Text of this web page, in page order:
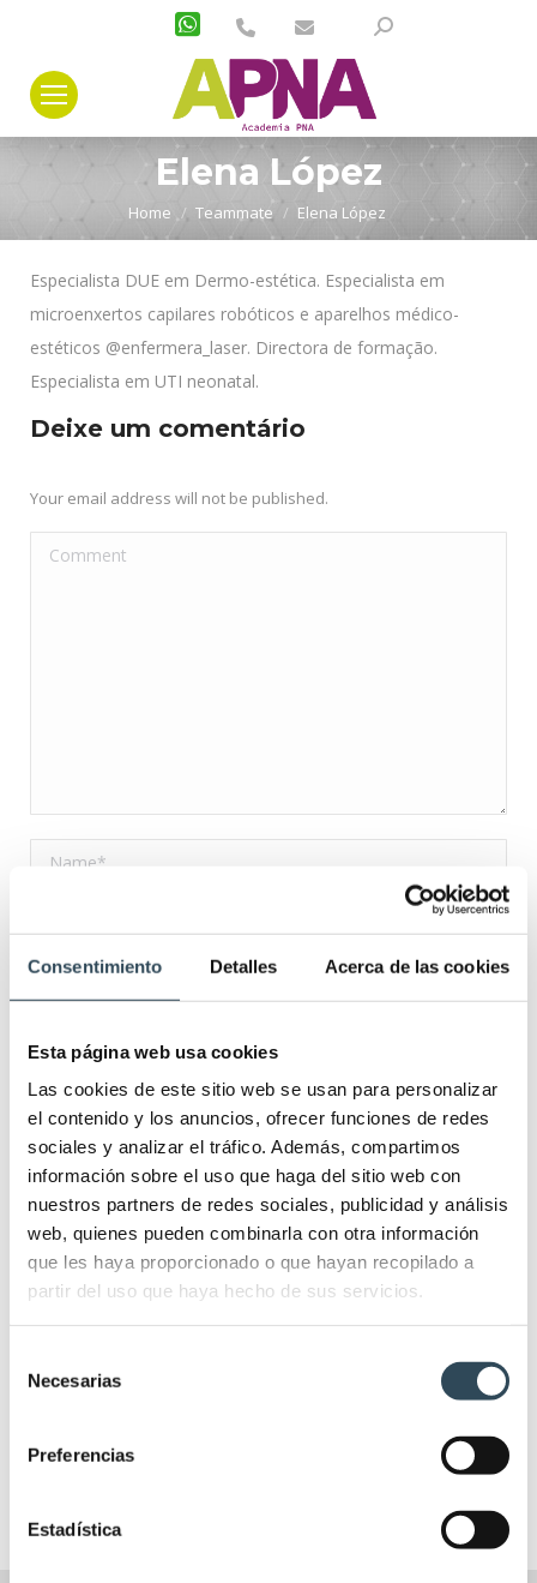
Consentimiento Detalles Acerca de las cookies
Esta página web usa cookies
Las cookies de este sitio web se usan para personalizar
el contenido y los anuncios, ofrecer funciones de redes
sociales y analizar el tráfico. Además, compartimos
información sobre el uso que haga del sitio web con
nuestros partners de redes sociales, publicidad y análisis
web, quienes pueden combinarla con otra información
que les haya proporcionado o que hayan recopilado a
partir del uso que haya hecho de sus servicios.
Necesarias
Preferencias
Estadística
Search:
Elena López
You are here:
Home Teammate Elena López
Especialista DUE em Dermo-estética. Especialista em
microenxertos capilares robóticos e aparelhos médico-
estéticos @enfermera_laser. Directora de formação.
Especialista em UTI neonatal.
Deixe um comentário
Your email address will not be published.
Comment
Name *
Website
Save my name, email, and website in this browser for the next
time I comment.
Post comment
Noticias
PNA Portugal
(6)